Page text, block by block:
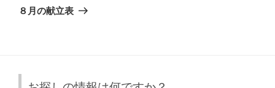
ゲ
ン
の
８月の献立表